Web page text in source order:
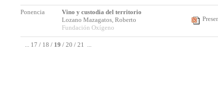
Ponencia
Vino y custodia del territorio
Lozano Mazagatos, Roberto
Fundación Oxígeno
... 17 / 18 / 19 / 20 / 21 ...